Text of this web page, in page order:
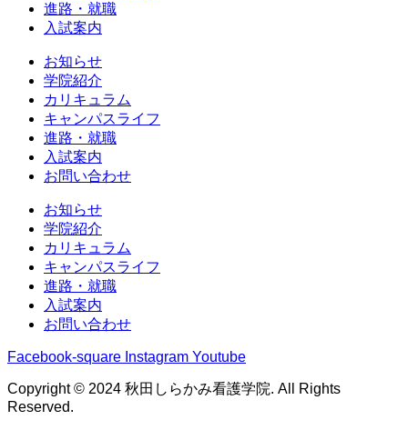
進路・就職
入試案内
お知らせ
学院紹介
カリキュラム
キャンパスライフ
進路・就職
入試案内
お問い合わせ
お知らせ
学院紹介
カリキュラム
キャンパスライフ
進路・就職
入試案内
お問い合わせ
Facebook-square Instagram Youtube
Copyright © 2024 秋田しらかみ看護学院. All Rights
Reserved.